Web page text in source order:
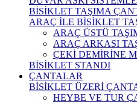
BİSİKLET TAŞIMA
ARAÇ İLE BİSİKLET
ARAÇ ÜSTÜ
ARAÇ ARKASI
ÇEKİ DEMİRİNE
BİSİKLET STANDI
ÇANTALAR
BİSİKLET ÜZERİ
HEYBE VE TUR